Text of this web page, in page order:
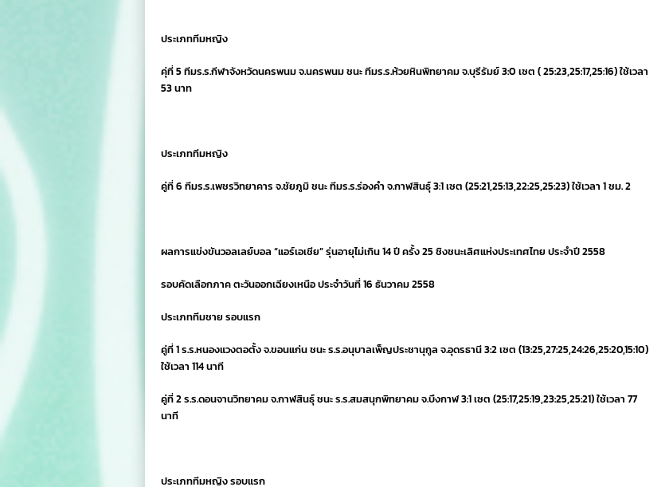
ประเภททีมหญิง
คุ่ที่ 5 ทีมร.ร.กีฬาจังหวัดนครพนม จ.นครพนม ชนะ ทีมร.ร.ห้วยหินพิทยาคม จ.บุรีรัมย์ 3:0 เซต ( 25:23,25:17,25:16) ใช้เวลา
53 นาท
ประเภททีมหญิง
คู่ที่ 6 ทีมร.ร.เพชรวิทยาคาร จ.ชัยภูมิ ชนะ ทีมร.ร.ร่องคำ จ.กาฬสินธุ์ 3:1 เซต (25:21,25:13,22:25,25:23) ใช้เวลา 1 ชม. 2
ผลการแข่งขันวอลเลย์บอล “แอร์เอเชีย” รุ่นอายุไม่เกิน 14 ปี ครั้ง 25 ชิงชนะเลิศแห่งประเทศไทย ประจำปี 2558
รอบคัดเลือกภาค ตะวันออกเฉียงเหนือ ประจำวันที่ 16 ธันวาคม 2558
ประเภททีมชาย รอบแรก
คู่ที่ 1 ร.ร.หนองแวงตอตั้ง จ.ขอนแก่น ชนะ ร.ร.อนุบาลเพ็ญประชานุกูล จ.อุดรธานี 3:2 เซต (13:25,27:25,24:26,25:20,15:10)
ใช้เวลา 114 นาที
คู่ที่ 2 ร.ร.ดอนจานวิทยาคม จ.กาฬสินธุ์ ชนะ ร.ร.สมสนุกพิทยาคม จ.บึงกาฬ 3:1 เซต (25:17,25:19,23:25,25:21) ใช้เวลา 77
นาที
ประเภททีมหญิง รอบแรก